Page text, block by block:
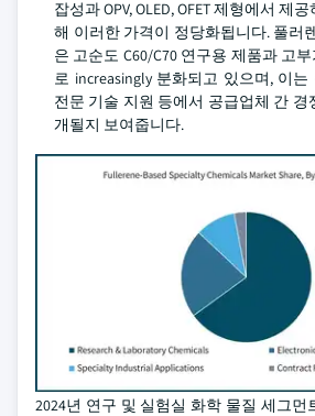
잡성과 OPV, OLED, OFET 제형에서 제
해 이러한 가격이 정당화됩니다. 풀러
은 고순도 C60/C70 연구용 제품과 고
로 increasingly 분화되고 있으며, 이
전문 기술 지원 등에서 공급업체 간 경
개될지 보여줍니다.
2024년 연구 및 실험실 화학 물질 세그먼